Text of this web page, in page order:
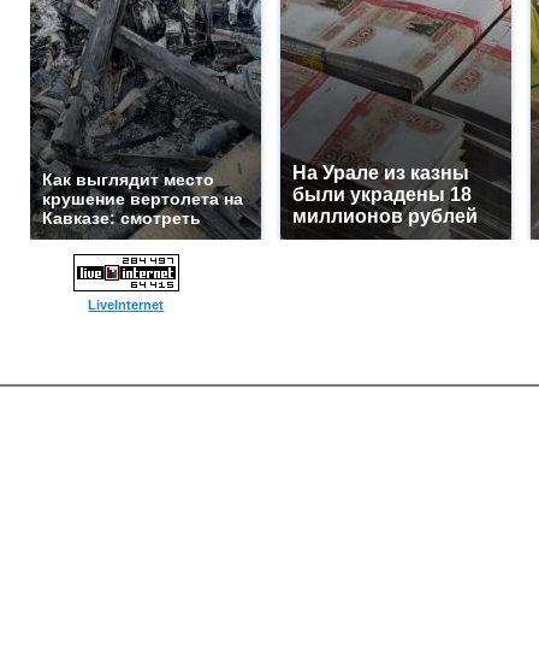
Как выглядит место
крушение вертолета на
Кавказе: смотреть
На Урале из казны
были украдены 18
миллионов рублей
LiveInternet